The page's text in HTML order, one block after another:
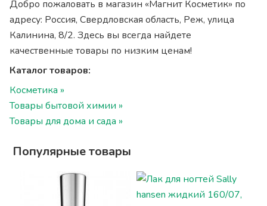
Добро пожаловать в магазин «Магнит Косметик» по
адресу: Россия, Свердловская область, Реж, улица
Калинина, 8/2. Здесь вы всегда найдете
качественные товары по низким ценам!
Каталог товаров:
Косметика »
Товары бытовой химии »
Товары для дома и сада »
Популярные товары